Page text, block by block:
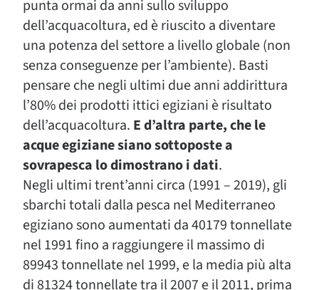
punta ormai da anni sullo sviluppo
dell’acquacoltura, ed è riuscito a diventare
una potenza del settore a livello globale (non
senza conseguenze per l’ambiente). Basti
pensare che negli ultimi due anni addirittura
l’80% dei prodotti ittici egiziani è risultato
dell’acquacoltura. E d’altra parte, che le
acque egiziane siano sottoposte a
sovrapesca lo dimostrano i dati.
Negli ultimi trent’anni circa (1991 – 2019), gli
sbarchi totali dalla pesca nel Mediterraneo
egiziano sono aumentati da 40179 tonnellate
nel 1991 fino a raggiungere il massimo di
89943 tonnellate nel 1999, e la media più alta
di 81324 tonnellate tra il 2007 e il 2011, prima